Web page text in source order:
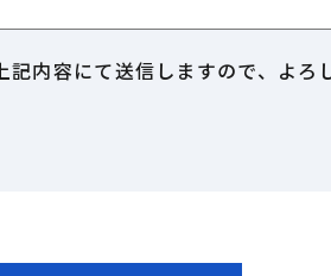
内容にて送信しますので、よろ